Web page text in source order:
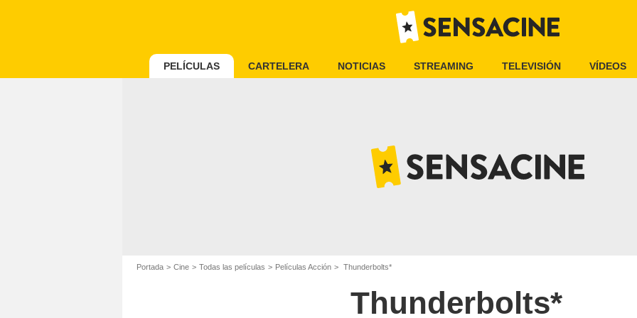
PELÍCULAS CARTELERA NOTICIAS STREAMING TELEVISIÓN VÍDEOS
Portada Cine Todas las películas Películas Acción Thunderbolts*
Thunderbolts*